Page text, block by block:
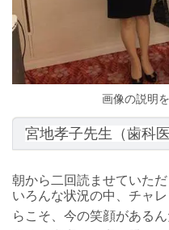
画像の説明
宮地孝子先生（歯科医
朝から二回読ませていただ
いろんな状況の中、チャ
らこそ、今の笑顔があるん